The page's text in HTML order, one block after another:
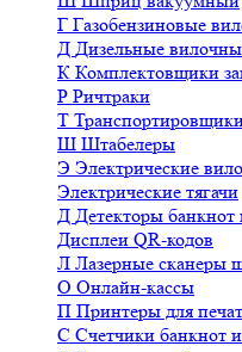
Г Газобензиновые
Д Дизельные
К Комплектовщики
Р Ричтраки
Т
Ш Штабелеры
Э Электрические
Электрические тягачи
Д Детекторы банкнот
Дисплеи QR-кодов
Л Лазерные сканеры
О Онлайн-кассы
П Принтеры для
С Счетчики банкнот